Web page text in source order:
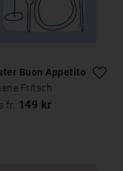
Buon Appetito
Fritsch
fr. 149 kr